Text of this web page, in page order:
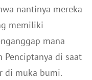
nantinya mereka
memiliki
mana
Penciptanya di saat
di muka bumi.